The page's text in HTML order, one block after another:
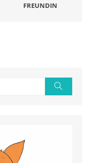
FREUNDIN